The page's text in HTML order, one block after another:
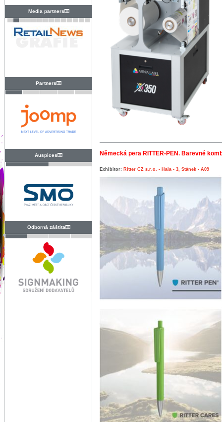
Media partners
Partners
Auspices
Odborná záštita
Německá pera RITTER-PEN. Barevné
Exhibitor: Ritter CZ s.r.o. - Hala - 3, Stánek - A09